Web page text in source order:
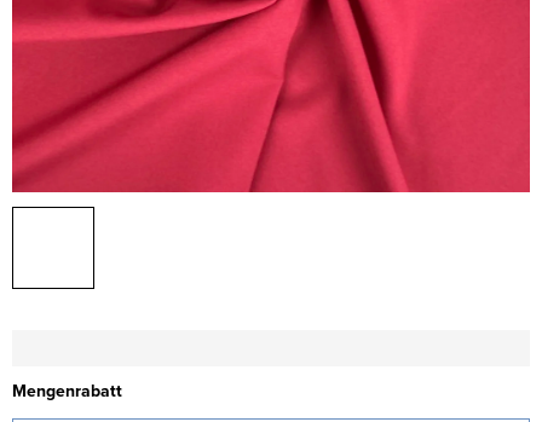
Mengenrabatt